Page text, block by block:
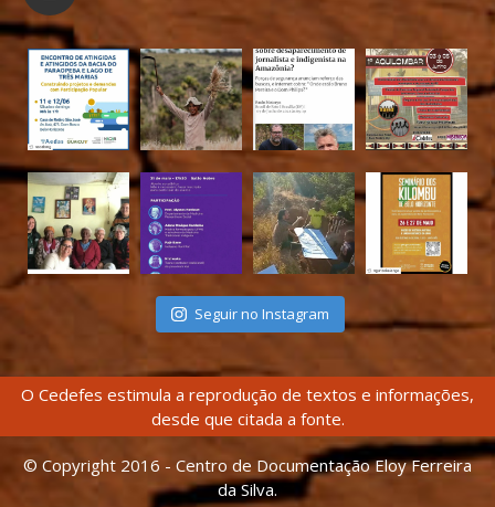
Seguir no Instagram
O Cedefes estimula a reprodução de textos e informações,
desde que citada a fonte.
© Copyright 2016 - Centro de Documentação Eloy Ferreira
da Silva.